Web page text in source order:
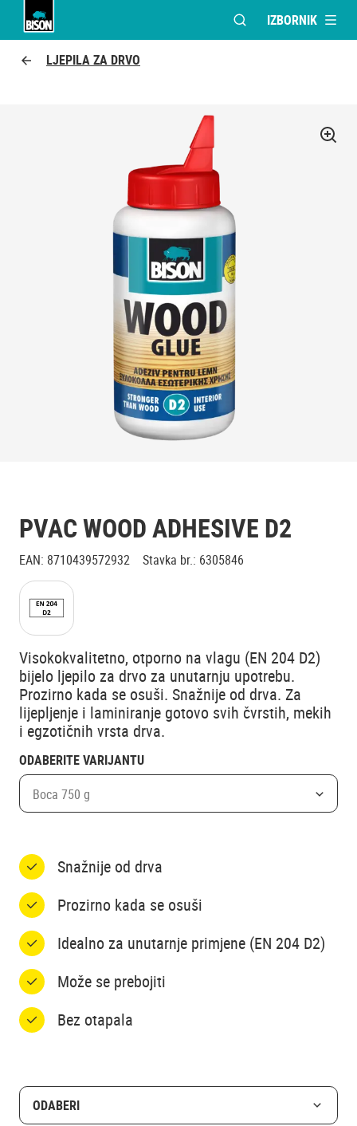
OTVORI MODALNI
IZBORNIK
LJEPILA ZA DRVO
PVAC WOOD ADHESIVE D2
EAN: 8710439572932 Stavka br.: 6305846
Visokokvalitetno, otporno na vlagu (EN 204 D2)
bijelo ljepilo za drvo za unutarnju upotrebu.
Prozirno kada se osuši. Snažnije od drva. Za
lijepljenje i laminiranje gotovo svih čvrstih, mekih
i egzotičnih vrsta drva.
ODABERITE VARIJANTU
Boca 750 g
Snažnije od drva
Prozirno kada se osuši
Idealno za unutarnje primjene (EN 204 D2)
Može se prebojiti
Bez otapala
ODABERI